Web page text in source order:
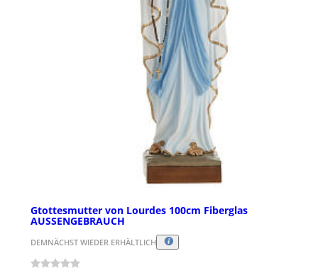
Gtottesmutter von Lourdes 100cm Fiberglas
AUSSENGEBRAUCH
DEMNÄCHST WIEDER ERHÄLTLICH